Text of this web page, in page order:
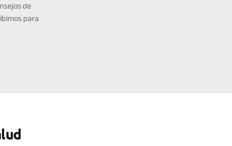
de
para